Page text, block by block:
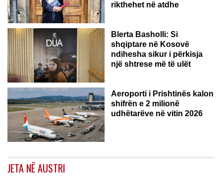
rikthehet në atdhe
Blerta Basholli: Si
shqiptare në Kosovë
ndihesha sikur i përkisja
një shtrese më të ulët
Aeroporti i Prishtinës kalon
shifrën e 2 milionë
udhëtarëve në vitin 2026
JETA NË AUSTRI